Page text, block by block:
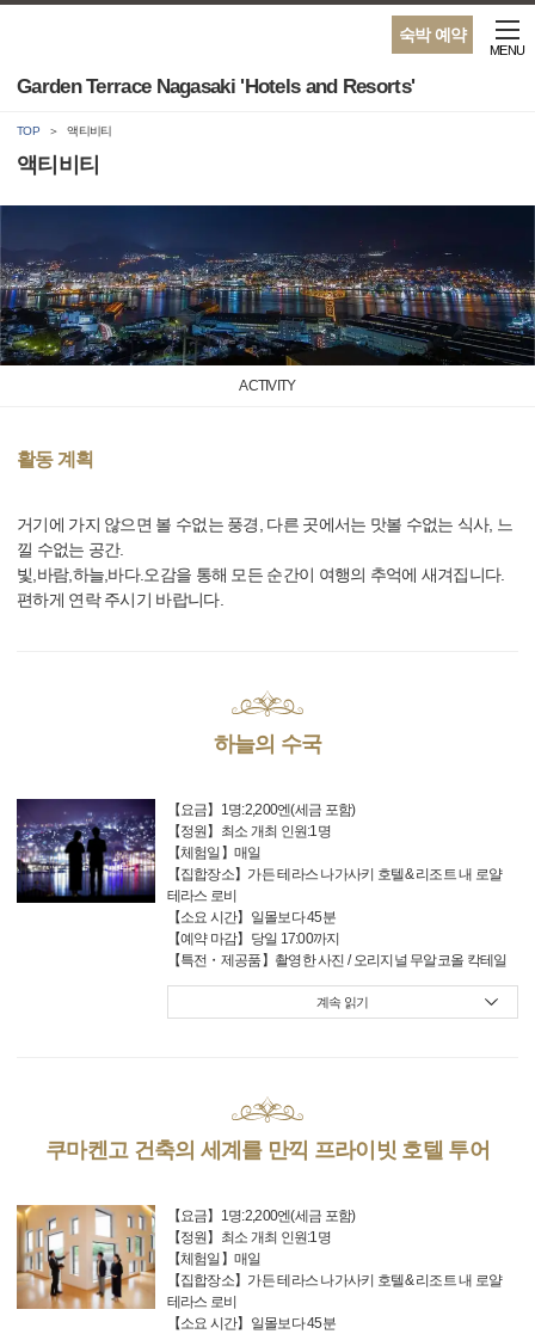
숙박 예약
Garden Terrace Nagasaki 'Hotels and Resorts'
MENU
TOP 액티비티
액티비티
ACTIVITY
활동 계획
거기에 가지 않으면 볼 수없는 풍경, 다른 곳에서는 맛볼 수없는 식사, 느
낄 수없는 공간.
빛,바람,하늘,바다.오감을 통해 모든 순간이 여행의 추억에 새겨집니다.
편하게 연락 주시기 바랍니다.
하늘의 수국
【요금】1명:2,200엔(세금 포함)
【정원】최소 개최 인원:1명
【체험일】매일
【집합장소】가든 테라스 나가사키 호텔& 리조트 내 로얄
테라스 로비
【소요 시간】일몰보다 45분
【예약 마감】당일 17:00까지
【특전・제공품】촬영한 사진 / 오리지널 무알코올 칵테일
계속 읽기
쿠마켄고 건축의 세계를 만끽 프라이빗 호텔 투어
【요금】1명:2,200엔(세금 포함)
【정원】최소 개최 인원:1명
【체험일】매일
【집합장소】가든 테라스 나가사키 호텔& 리조트 내 로얄
테라스 로비
【소요 시간】일몰보다 45분